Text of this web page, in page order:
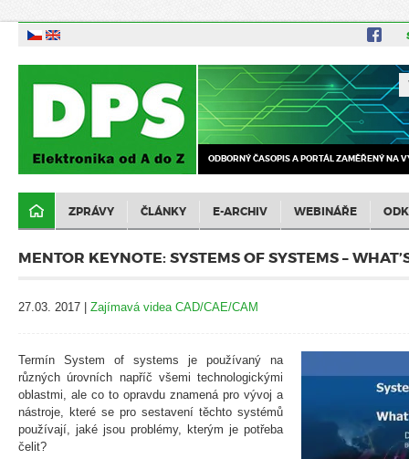
ODBORNÝ ČASOPIS A PORTÁL ZAMĚŘENÝ NA
ZPRÁVY ČLÁNKY E-ARCHIV WEBINÁŘE
MENTOR KEYNOTE: SYSTEMS OF SYSTEMS –
27.03. 2017 | Zajímavá videa CAD/CAE/CAM
Termín System of systems je používaný na
různých úrovních napříč všemi technologickými
oblastmi, ale co to opravdu znamená pro vývoj a
nástroje, které se pro sestavení těchto systémů
používají, jaké jsou problémy, kterým je potřeba
čelit?